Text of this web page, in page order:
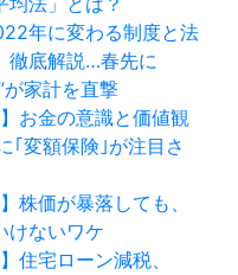
年に変わる制度と法
徹底解説…春先に
が家計を直撃
お金の意識と価値観
｢変額保険｣が注目さ
株価が暴落しても、
けないワケ
住宅ローン減税、